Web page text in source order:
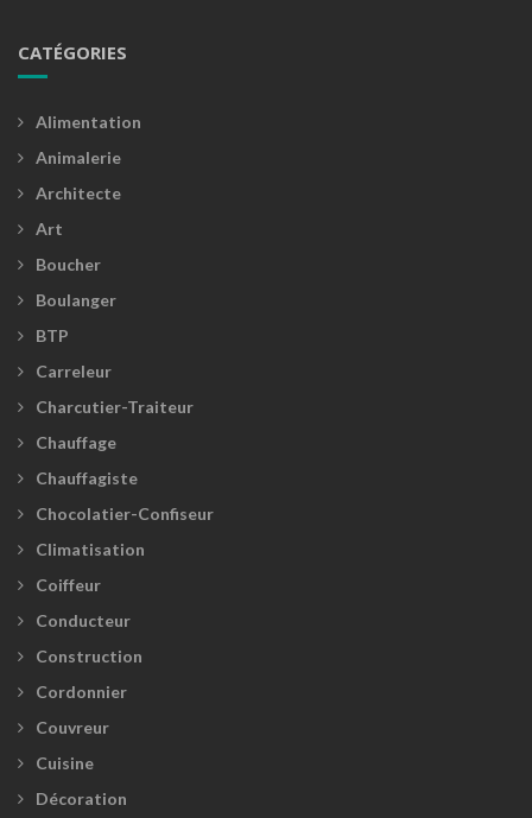
CATÉGORIES
Alimentation
Animalerie
Architecte
Art
Boucher
Boulanger
BTP
Carreleur
Charcutier-Traiteur
Chauffage
Chauffagiste
Chocolatier-Confiseur
Climatisation
Coiffeur
Conducteur
Construction
Cordonnier
Couvreur
Cuisine
Décoration